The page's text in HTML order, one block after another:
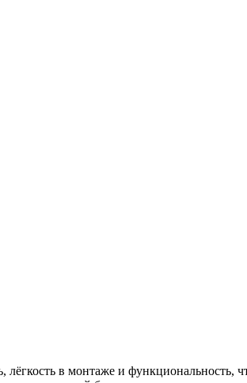
в монтаже и функциональность,